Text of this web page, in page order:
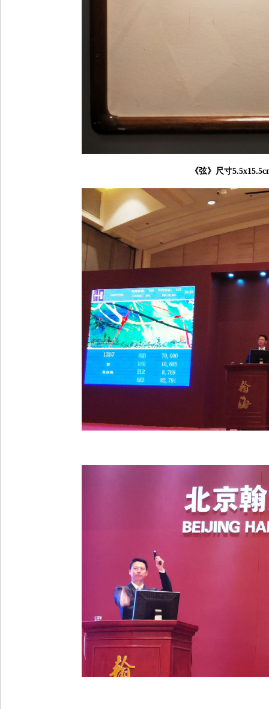
《弦》尺寸